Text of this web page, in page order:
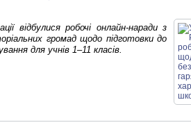
відбулися робочі онлайн-наради з
громад щодо підготовки до
для учнів 1–11 класів.